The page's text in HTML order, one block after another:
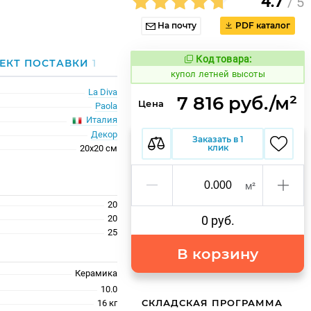
На почту PDF каталог
ПОСТАВКИ1
La Diva
Paola
Италия
Декор
20x20 см
20
20
25
Керамика
10.0
16 кг
Код товара:
849632 Код товара:
купол летней высоты
Цена 7 816 руб./м²
Заказать в 1
клик
м²
0 руб.
В корзину
СКЛАДСКАЯ ПРОГРАММА